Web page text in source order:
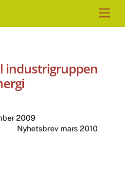
industrigruppen
2009
Nyhetsbrev mars 2010